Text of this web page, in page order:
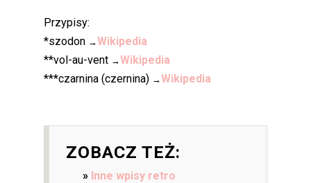
Przypisy:
*szodon →Wikipedia
**vol-au-vent →Wikipedia
***czarnina (czernina) →Wikipedia
ZOBACZ TEŻ:
Inne wpisy retro